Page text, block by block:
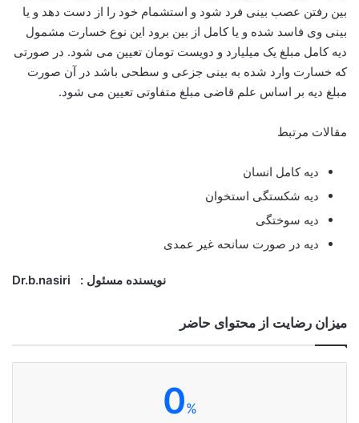
بین رفتن عصب بینی فرد شود و استشمام خود را از دست دهد و یا
بینی وی فاسد شده و یا کامل از بین برود این نوع خسارت مشمول
دیه کامل مبلغ یک میلیارد و دویست تومان تعیین می شود. در صورتی
که خسارت وارد شده به بینی جزعی و سطحی باشد در آن صورت
مبلغ دیه بر اساس علم قاضی مبلغ متفاوتی تعیین می شود.
مقالات مرتبط
دیه کامل انسان
دیه شکستگی استخوان
دیه سوختگی
دیه در صورت سانحه غیر عمدی
نویسنده مسئول : Dr.b.nasiri
میزان رضایت از محتوای حاضر
0%